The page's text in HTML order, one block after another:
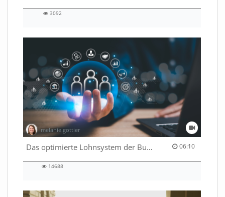
3092
melanie.gottier
Das optimierte Lohnsystem der Bundesverwaltung 06:10
06:10 duration
14688